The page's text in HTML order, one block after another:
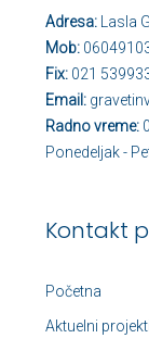
Adresa: Lasla
Mob:
Fix: 021
Email:
Radno vreme:
Ponedeljak -
Kontakt
Početna
Aktuelni projekti